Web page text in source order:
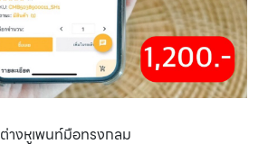
ต่างหูเพนท์มือทรงกลม